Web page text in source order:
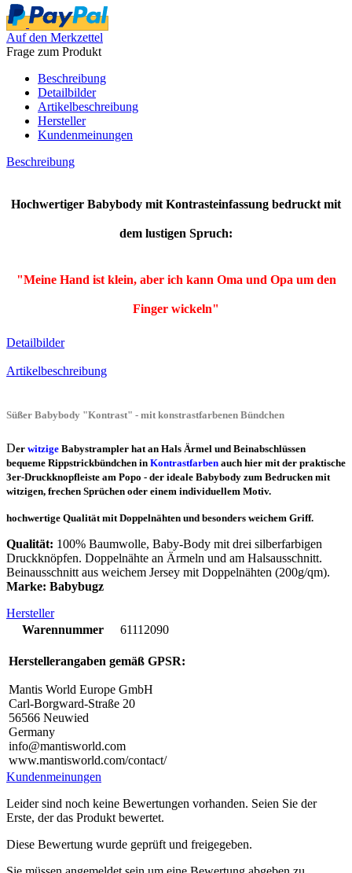
Auf den Merkzettel
Frage zum Produkt
Beschreibung
Detailbilder
Artikelbeschreibung
Hersteller
Kundenmeinungen
Beschreibung
Hochwertiger Babybody mit Kontrasteinfassung bedruckt mit
dem lustigen Spruch:
"Meine Hand ist klein, aber ich kann Oma und Opa um den
Finger wickeln"
Detailbilder
Artikelbeschreibung
Süßer Babybody "Kontrast" - mit konstrastfarbenen Bündchen
Der witzige Babystrampler hat an Hals Ärmel und Beinabschlüssen
bequeme Rippstrickbündchen in Kontrastfarben auch hier mit der praktische
3er-Druckknopfleiste am Popo - der ideale Babybody zum Bedrucken mit
witzigen, frechen Sprüchen oder einem individuellem Motiv.
hochwertige Qualität mit Doppelnähten und besonders weichem Griff.
Qualität: 100% Baumwolle, Baby-Body mit drei silberfarbigen
Druckknöpfen. Doppelnähte an Ärmeln und am Halsausschnitt.
Beinausschnitt aus weichem Jersey mit Doppelnähten (200g/qm).
Marke: Babybugz
Hersteller
Warennummer
61112090
Herstellerangaben gemäß GPSR:
Mantis World Europe GmbH
Carl-Borgward-Straße 20
56566 Neuwied
Germany
info@mantisworld.com
www.mantisworld.com/contact/
Kundenmeinungen
Leider sind noch keine Bewertungen vorhanden. Seien Sie der
Erste, der das Produkt bewertet.
Diese Bewertung wurde geprüft und freigegeben.